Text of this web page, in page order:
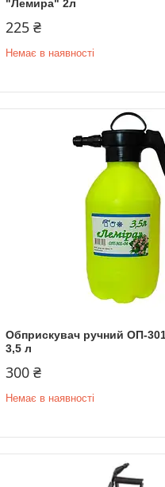
"Лемира" 2л
225 ₴
Немає в наявності
Обприскувач ручний ОП-
3,5 л
300 ₴
Немає в наявності